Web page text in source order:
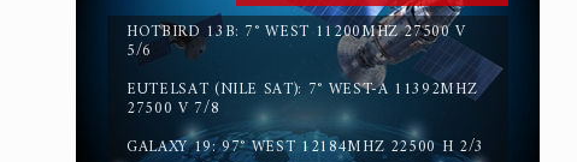
ومهيمنٌ عليها.. ليس العكس
HOTBIRD 13B: 7° WEST 11200MHZ 27500 V
5/6
EUTELSAT (NILE SAT): 7° WEST-A 11392MHZ
27500 V 7/8
GALAXY 19: 97° WEST 12184MHZ 22500 H 2/3